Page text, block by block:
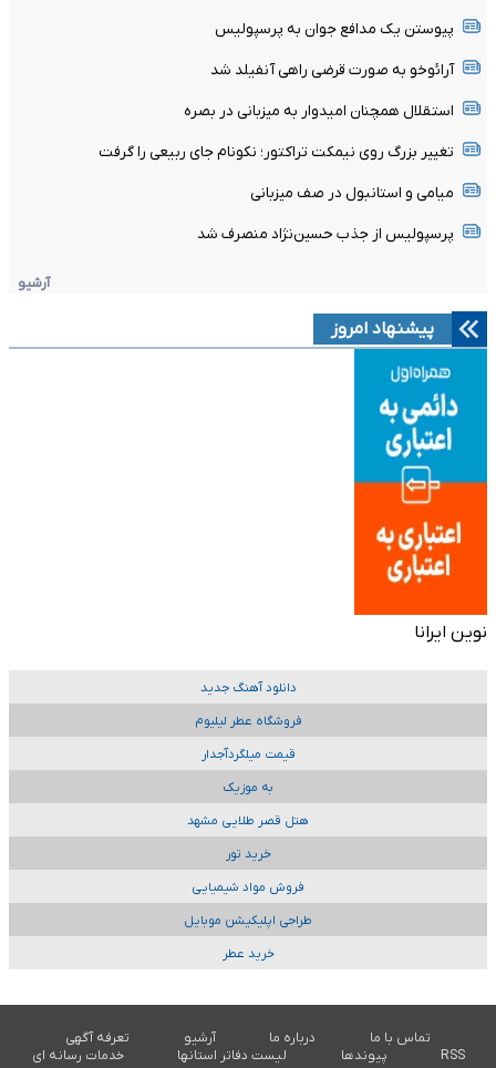
پیوستن یک مدافع جوان به پرسپولیس
آرائوخو به صورت قرضی راهی آنفیلد شد
استقلال همچنان امیدوار به میزبانی در بصره
تغییر بزرگ روی نیمکت تراکتور؛ نکونام جای ربیعی را گرفت
میامی و استانبول در صف میزبانی
پرسپولیس از جذب حسین‌نژاد منصرف شد
آرشیو
پیشنهاد امروز
نوین ایرانا
دانلود آهنگ جدید
فروشگاه عطر لیلیوم
قیمت میلگردآجدار
به موزیک
هتل قصر طلایی مشهد
خرید تور
فروش مواد شیمیایی
طراحی اپلیکیشن موبایل
خرید عطر
تماس با ما درباره ما آرشیو
تعرفه آگهی
RSS
پیوندها لیست دفاتر استانها خدمات رسانه ای